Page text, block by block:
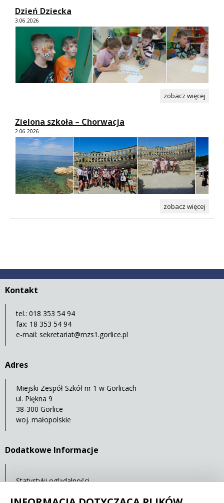
Dzień Dziecka
3.06.2026
zobacz więcej
Zielona szkoła – Chorwacja
2.06.2026
zobacz więcej
Kontakt
tel.: 018 353 54 94
fax: 18 353 54 94
e-mail: sekretariat@mzs1.gorlice.pl
Adres
Miejski Zespół Szkół nr 1 w Gorlicach
ul. Piękna 9
38-300 Gorlice
woj. małopolskie
Dodatkowe Informacje
Statystyki oglądalności